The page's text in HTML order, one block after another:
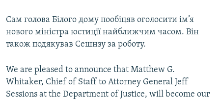
Сам голова Білого дому пообіцяв оголосити ім’я
нового міністра юстиції найближчим часом. Він
також подякував Сешнзу за роботу.
We are pleased to announce that Matthew G.
Whitaker, Chief of Staff to Attorney General Jeff
Sessions at the Department of Justice, will become our